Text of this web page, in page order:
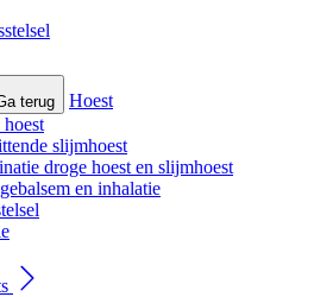
terug
Hoest
slijmhoest
droge hoest en slijmhoest
en inhalatie